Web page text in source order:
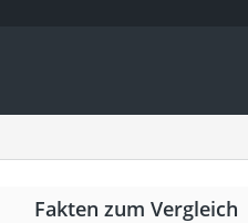
Fakten zum Vergleich